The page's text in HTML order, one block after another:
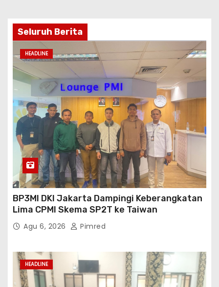
Seluruh Berita
HEADLINE
BP3MI DKI Jakarta Dampingi Keberangkatan
Lima CPMI Skema SP2T ke Taiwan
Agu 6, 2026 Pimred
HEADLINE